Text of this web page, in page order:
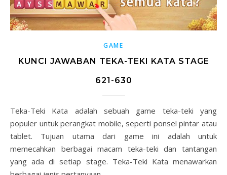
GAME
KUNCI JAWABAN TEKA-TEKI KATA STAGE
621-630
Teka-Teki Kata adalah sebuah game teka-teki yang
populer untuk perangkat mobile, seperti ponsel pintar atau
tablet. Tujuan utama dari game ini adalah untuk
memecahkan berbagai macam teka-teki dan tantangan
yang ada di setiap stage. Teka-Teki Kata menawarkan